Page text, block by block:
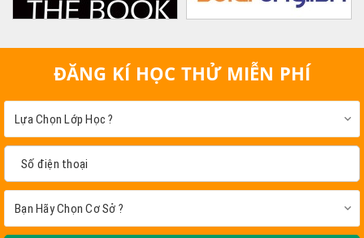
ĐĂNG KÍ HỌC THỬ MIỄN PHÍ